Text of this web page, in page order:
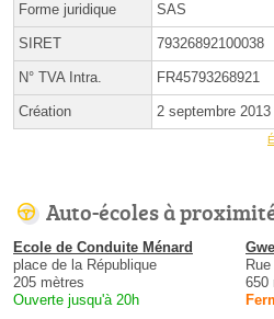
Forme juridique SAS
SIRET 79326892100038
N° TVA Intra. FR45793268921
Création 2 septembre 2013
Auto-écoles à
Ecole de Conduite Ménard
place de la République
205 mètres
Ouverte jusqu'à 20h
650